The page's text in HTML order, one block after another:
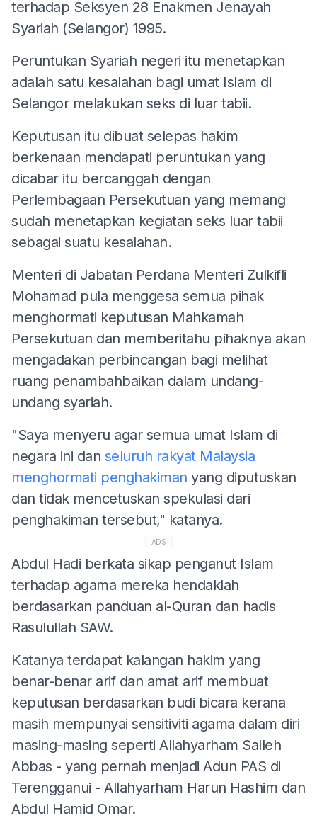
terhadap Seksyen 28 Enakmen Jenayah
Syariah (Selangor) 1995.
Peruntukan Syariah negeri itu menetapkan
adalah satu kesalahan bagi umat Islam di
Selangor melakukan seks di luar tabii.
Keputusan itu dibuat selepas hakim
berkenaan mendapati peruntukan yang
dicabar itu bercanggah dengan
Perlembagaan Persekutuan yang memang
sudah menetapkan kegiatan seks luar tabii
sebagai suatu kesalahan.
Menteri di Jabatan Perdana Menteri Zulkifli
Mohamad pula menggesa semua pihak
menghormati keputusan Mahkamah
Persekutuan dan memberitahu pihaknya akan
mengadakan perbincangan bagi melihat
ruang penambahbaikan dalam undang-
undang syariah.
"Saya menyeru agar semua umat Islam di
negara ini dan seluruh rakyat Malaysia
menghormati penghakiman yang diputuskan
dan tidak mencetuskan spekulasi dari
penghakiman tersebut," katanya.
ADS
Abdul Hadi berkata sikap penganut Islam
terhadap agama mereka hendaklah
berdasarkan panduan al-Quran dan hadis
Rasulullah SAW.
Katanya terdapat kalangan hakim yang
benar-benar arif dan amat arif membuat
keputusan berdasarkan budi bicara kerana
masih mempunyai sensitiviti agama dalam diri
masing-masing seperti Allahyarham Salleh
Abbas - yang pernah menjadi Adun PAS di
Terengganui - Allahyarham Harun Hashim dan
Abdul Hamid Omar.